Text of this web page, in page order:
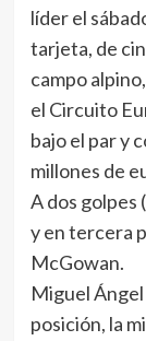
líder el
tarjeta, de
campo
el Circuito
bajo el par y
millones de
A dos golpes
y en tercera
McGowan.
Miguel
posición, la